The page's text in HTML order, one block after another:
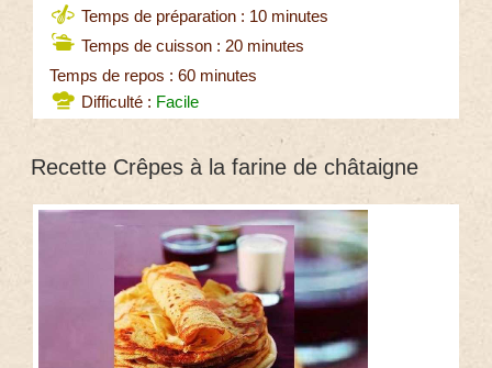
Temps de préparation : 10 minutes
Temps de cuisson : 20 minutes
Temps de repos : 60 minutes
Difficulté : Facile
Recette Crêpes à la farine de châtaigne